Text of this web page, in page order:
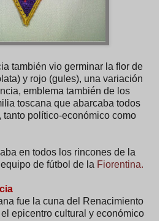
también vio germinar la flor de
y rojo (gules), una variación
emblema también de los
toscana que abarcaba todos
tanto político-económico como
en todos los rincones de la
de fútbol de la Fiorentina.
fue la cuna del Renacimiento
epicentro cultural y económico